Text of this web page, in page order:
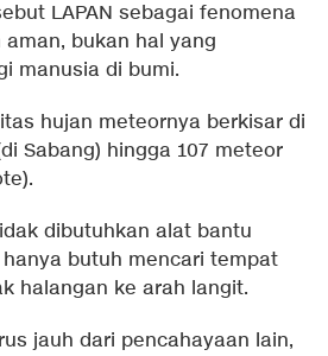
LAPAN sebagai fenomena
bukan hal yang
manusia di bumi.
hujan meteornya berkisar di
Sabang) hingga 107 meteor
dibutuhkan alat bantu
butuh mencari tempat
halangan ke arah langit.
jauh dari pencahayaan lain,